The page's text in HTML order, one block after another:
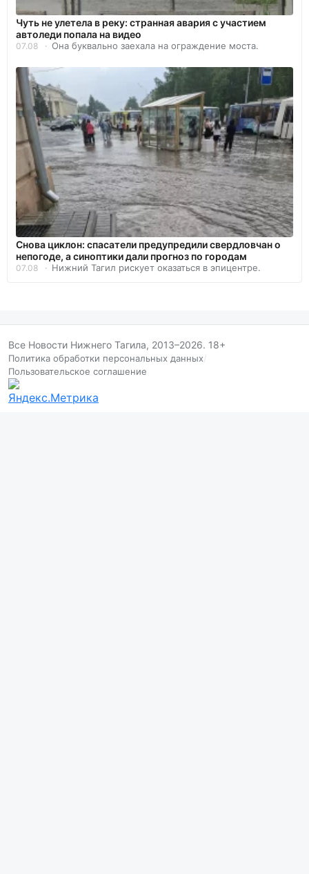
Чуть не улетела в реку: странная авария с участием
автоледи попала на видео
07.08 Она буквально заехала на ограждение моста.
Снова циклон: спасатели предупредили свердловчан о
непогоде, а синоптики дали прогноз по городам
07.08 Нижний Тагил рискует оказаться в эпицентре.
Все Новости Нижнего Тагила, 2013–2026. 18+
Политика обработки персональных данных/
Пользовательское соглашение